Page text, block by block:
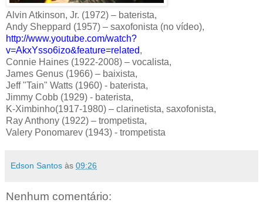
Alvin Atkinson, Jr. (1972) – baterista,
Andy Sheppard (1957) – saxofonista (no vídeo),
http://www.youtube.com/watch?
v=AkxYsso6izo&feature=related,
Connie Haines (1922-2008) – vocalista,
James Genus (1966) – baixista,
Jeff "Tain" Watts (1960) - baterista,
Jimmy Cobb (1929) - baterista,
K-Ximbinho(1917-1980) – clarinetista, saxofonista,
Ray Anthony (1922) – trompetista,
Valery Ponomarev (1943) - trompetista
Edson Santos às 09:26
Nenhum comentário: